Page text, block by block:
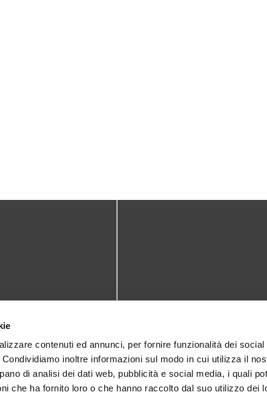
contenuti ed annunci, per fornire funzionalità dei social
inoltre informazioni sul modo in cui utilizza il
di analisi dei dati web, pubblicità e social media, i quali
che ha fornito loro o che hanno raccolto dal suo utilizzo dei
Via San Biagio,10
35043 Monselice (PD)